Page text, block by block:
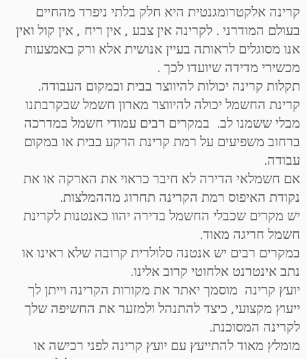
קרינה אלקטרומגנטית היא חלק בלתי ניפרד מהחיים
בעולם המודרני . לקרינה אין צבע , אין ריח , אין קול ואין
אנו מסוגלים לראותה בעיין אנושית אלא ורק באמצעות
מכשירי מדידה שיועדו לכך .
תקלות קרינה יכולות להיווצר בבית ובמקום העבודה.
קרינת החשמל יכולה להיווצר מארון חשמל שבקרבתנו
מבלי ששמנו לב. במקרים רבים עמודי חשמל במדרכה
ברחוב משפיעים על רמת קרינת הרקע בבית או במקום
עבודה.
אם חשמלאי הדירה לא חיבר כראוי את הארקה או את
נקודת האיפוס רמת הקרינה תחרוג מההמלצות.
יש מקרים שכבלי החשמל בדירה יהוו כאנטנות לקרינת
חשמל חריגה מאוד.
במקרים רבים יש אנטנה סלולרית קרובה שלא ראינו או
נתב אינטרנט אלחוטי קרוב אלינו.
יועץ קרינה מוסמך יאתר את מקורות הקרינה וייתן לך
ייעוץ מקצועי, כיצד להתנהל ולמזער את החשיפה שלך
לקרינה המסוכנת.
מומלץ מאוד להתייעץ עם יועץ קרינה לפני רכישה או